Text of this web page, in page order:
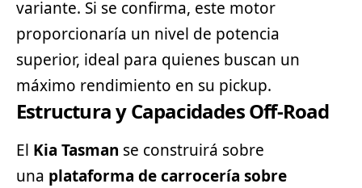
variante. Si se confirma, este motor
proporcionaría un nivel de potencia
superior, ideal para quienes buscan un
máximo rendimiento en su pickup.
Estructura y Capacidades Off-Road
El Kia Tasman se construirá sobre
una plataforma de carrocería sobre